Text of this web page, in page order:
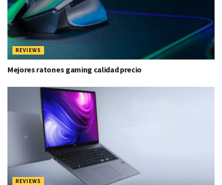
REVIEWS
Mejores ratones gaming calidad precio
REVIEWS